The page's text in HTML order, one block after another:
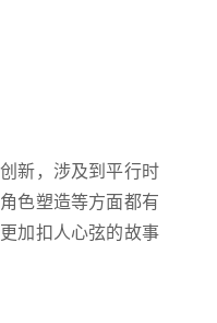
新，涉及到平行时
色塑造等方面都有
加扣人心弦的故事